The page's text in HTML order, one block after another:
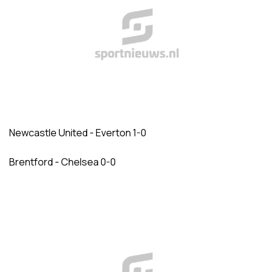
Newcastle United - Everton 1-0
Brentford - Chelsea 0-0